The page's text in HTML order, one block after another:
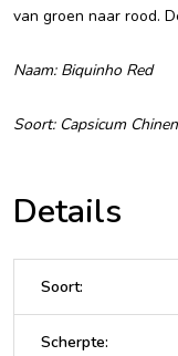
van groen naar rood.
Naam: Biquinho Red
Soort: Capsicum
Details
Soort:
Scherpte: